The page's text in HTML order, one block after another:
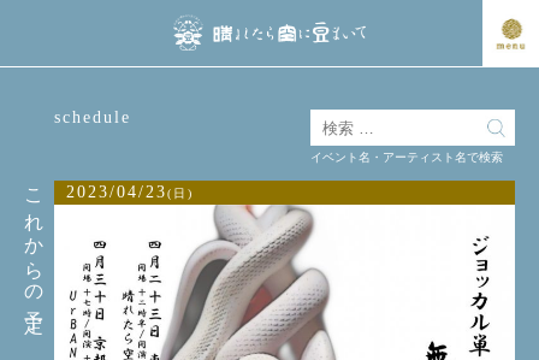
これからの予定
schedule
2023/04/23(日)
イベント名・アーティスト名で検索